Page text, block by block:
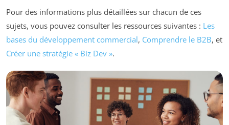
Pour des informations plus détaillées sur chacun de ces
sujets, vous pouvez consulter les ressources suivantes : Les
bases du développement commercial, Comprendre le B2B, et
Créer une stratégie « Biz Dev ».